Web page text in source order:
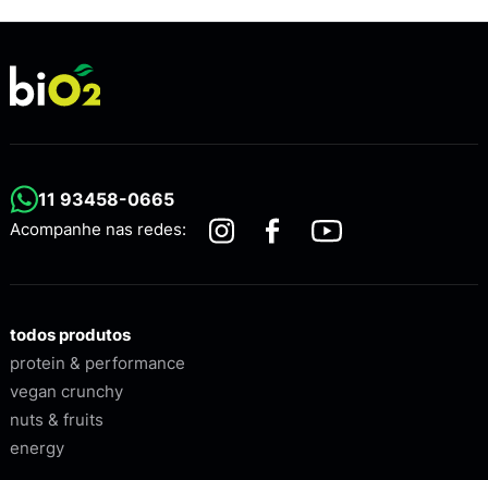
11 93458-0665
Acompanhe nas redes:
todos produtos
protein & performance
vegan crunchy
nuts & fruits
energy